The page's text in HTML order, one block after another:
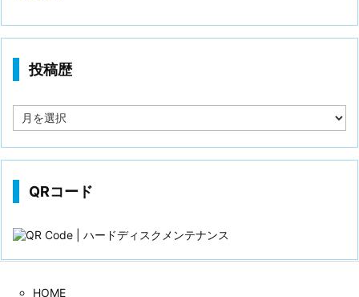
投稿歴
稿
QRコード
HOME